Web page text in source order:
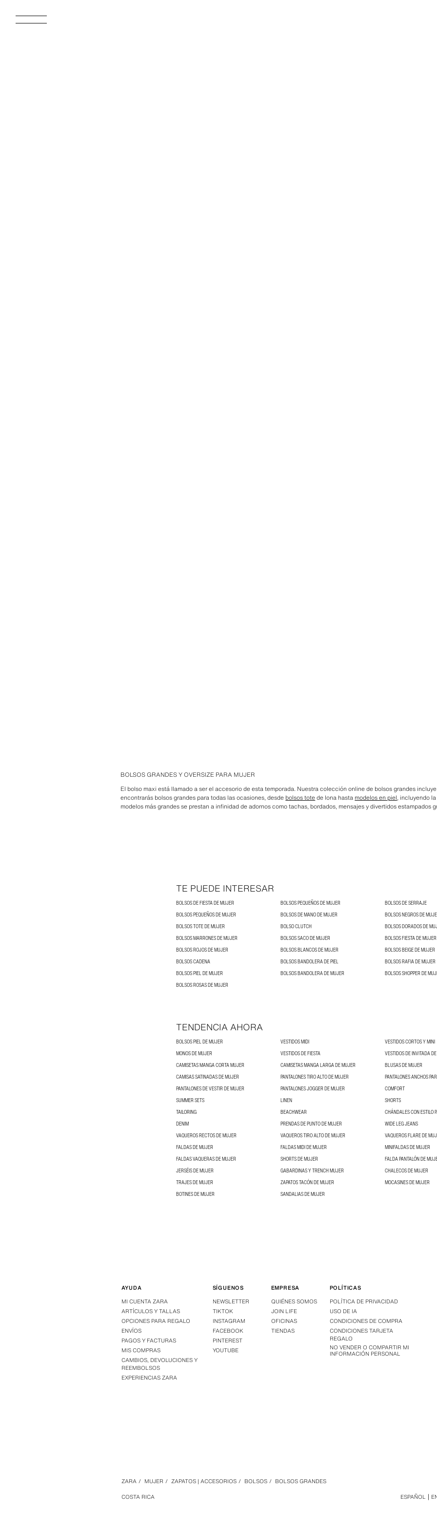
BOLSOS GRANDES Y OVERSIZE PARA MUJER
El bolso maxi está llamado a ser el accesorio de esta temporada. Nuestra colección online de bolsos grandes
encontrarás bolsos grandes para todas las ocasiones, desde bolsos totede lona hasta modelos en piel, incluyendo
modelos más grandes se prestan a infinidad de adornos como tachas, bordados, mensajes y divertidos estampados
TE PUEDE INTERESAR
BOLSOS DE FIESTA DE MUJER BOLSOS PEQUEÑOS DE MUJER
BOLSOS DE SERRAJE
BOLSOS PEQUEÑOS DE MUJER
BOLSOS DE MANO DE MUJER
BOLSOS NEGROS DE
BOLSOS TOTE DE MUJER
BOLSO CLUTCH
BOLSOS DORADOS DE
BOLSOS MARRONES DE MUJER
BOLSOS SACO DE MUJER
BOLSOS FIESTA DE MUJER
BOLSOS ROJOS DE MUJER
BOLSOS BLANCOS DE MUJER
BOLSOS BEIGE DE MUJER
BOLSOS CADENA
BOLSOS BANDOLERA DE PIEL
BOLSOS RAFIA DE MUJER
BOLSOS PIEL DE MUJER
BOLSOS BANDOLERA DE MUJER
BOLSOS SHOPPER DE
BOLSOS ROSAS DE MUJER
TENDENCIA AHORA
BOLSOS PIEL DE MUJER VESTIDOS MIDI
VESTIDOS CORTOS Y MINI
MONOS DE MUJER
VESTIDOS DE FIESTA
VESTIDOS DE INVITADA
CAMISETAS MANGA CORTA MUJER
CAMISETAS MANGA LARGA DE MUJER
BLUSAS DE MUJER
CAMISAS SATINADAS DE MUJER
PANTALONES TIRO ALTO DE MUJER
PANTALONES ANCHOS
PANTALONES DE VESTIR DE MUJER
PANTALONES JOGGER DE MUJER
COMFORT
SUMMER SETS
LINEN
SHORTS
TAILORING
BEACHWEAR
CHÁNDALES CON ESTILO
DENIM
PRENDAS DE PUNTO DE MUJER
WIDE LEG JEANS
VAQUEROS RECTOS DE MUJER
VAQUEROS TIRO ALTO DE MUJER
VAQUEROS FLARE DE
FALDAS DE MUJER
FALDAS MIDI DE MUJER
MINIFALDAS DE MUJER
FALDAS VAQUERAS DE MUJER
SHORTS DE MUJER
FALDA PANTALÓN DE
JERSÉIS DE MUJER
GABARDINAS Y TRENCH MUJER
CHALECOS DE MUJER
TRAJES DE MUJER
ZAPATOS TACÓN DE MUJER
MOCASINES DE MUJER
BOTINES DE MUJER
SANDALIAS DE MUJER
AYUDA
MI CUENTA ZARA
ARTÍCULOS Y TALLAS
OPCIONES PARA REGALO
ENVÍOS
PAGOS Y FACTURAS
MIS COMPRAS
CAMBIOS, DEVOLUCIONES Y
REEMBOLSOS
EXPERIENCIAS ZARA
SÍGUENOS
NEWSLETTER
TIKTOK
INSTAGRAM
FACEBOOK
PINTEREST
YOUTUBE
EMPRESA
QUIÉNES SOMOS
JOIN LIFE
OFICINAS
TIENDAS
POLÍTICAS
POLÍTICA DE PRIVACIDAD
USO DE IA
CONDICIONES DE COMPRA
CONDICIONES TARJETA
REGALO
NO VENDER O COMPARTIR MI
INFORMACIÓN PERSONAL
ZARA / MUJER / ZAPATOS | ACCESORIOS / BOLSOS / BOLSOS GRANDES
COSTA RICA
ESPAÑOL